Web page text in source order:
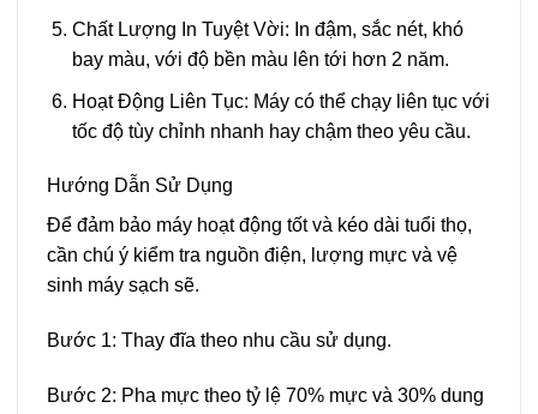
Chất Lượng In Tuyệt Vời: In đậm, sắc nét, khó
bay màu, với độ bền màu lên tới hơn 2 năm.
Hoạt Động Liên Tục: Máy có thể chạy liên tục với
tốc độ tùy chỉnh nhanh hay chậm theo yêu cầu.
Hướng Dẫn Sử Dụng
Để đảm bảo máy hoạt động tốt và kéo dài tuổi thọ,
cần chú ý kiểm tra nguồn điện, lượng mực và vệ
sinh máy sạch sẽ.
Bước 1: Thay đĩa theo nhu cầu sử dụng.
Bước 2: Pha mực theo tỷ lệ 70% mực và 30% dung